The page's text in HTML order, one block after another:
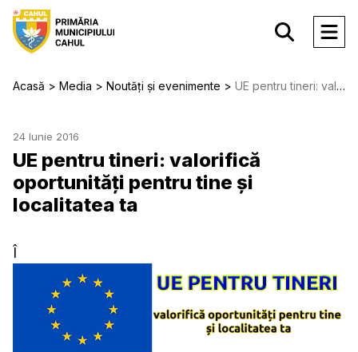
Acasă Media Noutăți și evenimente UE pentru tineri: valorifică oportunități pentru tine și localitatea ta
24 Iunie 2016
UE pentru tineri: valorifică
oportunități pentru tine și
localitatea ta
Î